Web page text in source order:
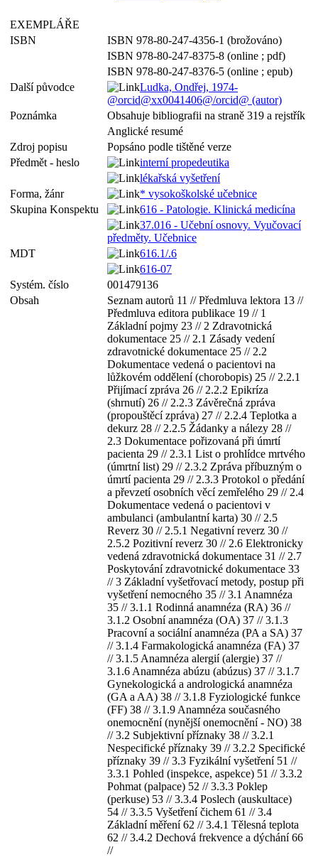
EXEMPLÁŘE
ISBN
ISBN 978-80-247-4356-1 (brožováno)
ISBN 978-80-247-8375-8 (online ; pdf)
ISBN 978-80-247-8376-5 (online ; epub)
Další původce
Ludka, Ondřej, 1974-
@orcid@xx0041406@/orcid@ (autor)
Poznámka
Obsahuje bibliografii na straně 319 a rejstřík
Anglické resumé
Zdroj popisu
Popsáno podle tištěné verze
Předmět - heslo
interní propedeutika
lékařská vyšetření
Forma, žánr
* vysokoškolské učebnice
Skupina Konspektu
616 - Patologie. Klinická medicína
37.016 - Učební osnovy. Vyučovací
předměty. Učebnice
MDT
616.1/.6
616-07
Systém. číslo
001479136
Obsah
Seznam autorů 11 // Předmluva lektora 13 //
Předmluva editora publikace 19 // 1
Základní pojmy 23 // 2 Zdravotnická
dokumentace 25 // 2.1 Zásady vedení
zdravotnické dokumentace 25 // 2.2
Dokumentace vedená o pacientovi na
lůžkovém oddělení (chorobopis) 25 // 2.2.1
Přijímací zpráva 26 // 2.2.2 Epikríza
(shrnutí) 26 // 2.2.3 Závěrečná zpráva
(propouštěcí zpráva) 27 // 2.2.4 Teplotka a
dekurz 28 // 2.2.5 Žádanky a nálezy 28 //
2.3 Dokumentace pořizovaná při úmrtí
pacienta 29 // 2.3.1 List o prohlídce mrtvého
(úmrtní list) 29 // 2.3.2 Zpráva příbuzným o
úmrtí pacienta 29 // 2.3.3 Protokol o předání
a převzetí osobních věcí zemřelého 29 // 2.4
Dokumentace vedená o pacientovi v
ambulanci (ambulantní karta) 30 // 2.5
Reverz 30 // 2.5.1 Negativní reverz 30 //
2.5.2 Pozitivní reverz 30 // 2.6 Elektronicky
vedená zdravotnická dokumentace 31 // 2.7
Poskytování zdravotnické dokumentace 33
// 3 Základní vyšetřovací metody, postup při
vyšetření nemocného 35 // 3.1 Anamnéza
35 // 3.1.1 Rodinná anamnéza (RA) 36 //
3.1.2 Osobní anamnéza (OA) 37 // 3.1.3
Pracovní a sociální anamnéza (PA a SA) 37
// 3.1.4 Farmakologická anamnéza (FA) 37
// 3.1.5 Anamnéza alergií (alergie) 37 //
3.1.6 Anamnéza abúzu (abúzus) 37 // 3.1.7
Gynekologická a andrologická anamnéza
(GA a AA) 38 // 3.1.8 Fyziologické funkce
(FF) 38 // 3.1.9 Anamnéza současného
onemocnění (nynější onemocnění - NO) 38
// 3.2 Subjektivní příznaky 38 // 3.2.1
Nespecifické příznaky 39 // 3.2.2 Specifické
příznaky 39 // 3.3 Fyzikální vyšetření 51 //
3.3.1 Pohled (inspekce, aspekce) 51 // 3.3.2
Pohmat (palpace) 52 // 3.3.3 Poklep
(perkuse) 53 // 3.3.4 Poslech (auskultace)
54 // 3.3.5 Vyšetření čichem 61 // 3.4
Základní měření 62 // 3.4.1 Tělesná teplota
62 // 3.4.2 Dechová frekvence a dýchání 66
//